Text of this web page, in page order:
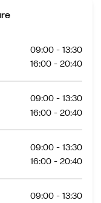
09:00 - 13:30
16:00 - 20:40
09:00 - 13:30
16:00 - 20:40
09:00 - 13:30
16:00 - 20:40
09:00 - 13:30